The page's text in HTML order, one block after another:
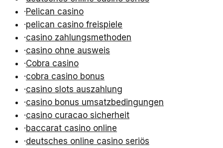
·Pelican casino
·pelican casino freispiele
·casino zahlungsmethoden
·casino ohne ausweis
·Cobra casino
·cobra casino bonus
·casino slots auszahlung
·casino bonus umsatzbedingungen
·casino curacao sicherheit
·baccarat casino online
·deutsches online casino seriös